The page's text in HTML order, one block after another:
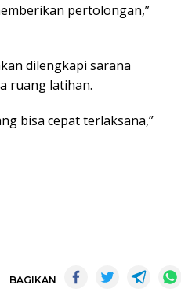
pertolongan,”
dilengkapi sarana
ruang latihan.
bisa cepat terlaksana,”
BAGIKAN